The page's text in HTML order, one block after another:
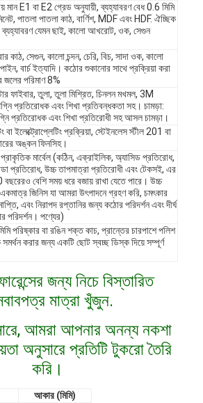
মান E1 বা E2 গ্রেড অনুযায়ী, ব্যহ্যাবরণ বেধ 0.6 মিমি
পাতলা পাতলা কাঠ, বার্ণিশ, MDF এবং HDF. ঐচ্ছিক
ব্যহ্যাবরণ যেমন ছাই, কালো আখরোট, ওক, সেগুন
কাঠ, সেগুন, কালো চন্দন, চেরি, বিচ, সাদা ওক, কালো
বার্চ ইত্যাদি। কঠোর শুকানোর সাথে প্রক্রিয়া করা
জলের পরিমাণ 8%
ফাইবার, তুলা, তুলা মিশ্রিত, চিনলন মখমল, 3M
প্রতিরোধক এবং শিখা প্রতিবন্ধকতা সহ। চামড়া:
প্রতিরোধক এবং শিখা প্রতিরোধী সহ আসল চামড়া।
বা ইলেক্ট্রোপ্লেটিং প্রক্রিয়া, স্টেইনলেস স্টীল 201 বা
অঙ্কন ফিনসিহ।
মার্বেল (কঠিন, এক্রাইলিক, অ্যাসিড প্রতিরোধ,
প্রতিরোধ, উচ্চ তাপমাত্রা প্রতিরোধী এবং টেকসই, এর
বছরেরও বেশি সময় ধরে বজায় রাখা যেতে পারে। উচ্চ
জিনিস যা আমরা উৎপাদনে গ্রহণ করি, চমৎকার
এবং নিরাপদ রপ্তানির জন্য কঠোর পরিদর্শন এবং দীর্ঘ
পরিদর্শন। পণ্যের)
পরিষ্কার বা রঙিন শক্ত কাচ, প্রান্তের চারপাশে পলিশ
সমর্থন করার জন্য একটি ছোট স্বচ্ছ ডিস্ক দিয়ে সম্পূর্ণ
জন্য নিচে বিস্তারিত
মাত্রা খুঁজুন.
আমরা আপনার অনন্য নকশা
অনুসারে প্রতিটি টুকরো তৈরি
করি।
আকার (মিমি)